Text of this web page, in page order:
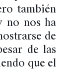
también
no nos ha
de
de las
que el